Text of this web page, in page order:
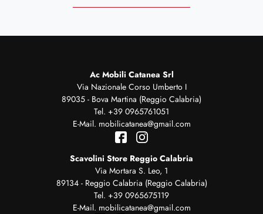
Ac Mobili Catanea Srl
Via Nazionale Corso Umberto I
89035 - Bova Martina (Reggio Calabria)
Tel. +39 0965761051
E-Mail. mobilicatanea@gmail.com
Scavolini Store Reggio Calabria
Via Mortara S. Leo, 1
89134 - Reggio Calabria (Reggio Calabria)
Tel. +39 0965675119
E-Mail. mobilicatanea@gmail.com